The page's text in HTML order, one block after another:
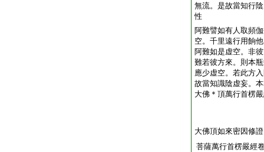
無流。是故當知行
性
阿難譬如有人取頻
空。千里遠行用餉
阿難如是虚空。非
難若彼方來。則本
應少虚空。若此方
故當知識陰虚妄。
大佛＊頂萬行首楞
大佛頂如來密因修
菩薩萬行首楞嚴經